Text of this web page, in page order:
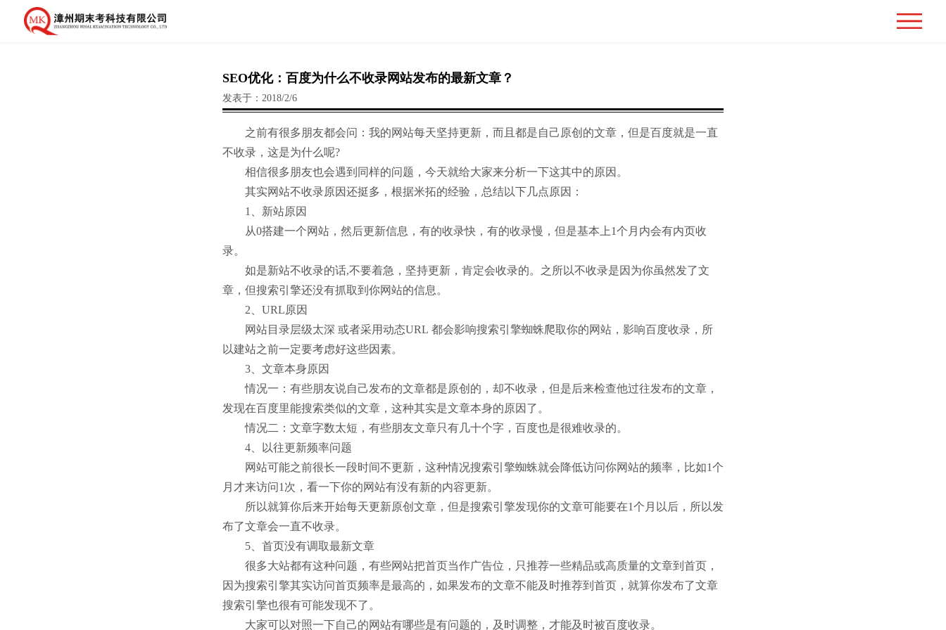
SEO优化：百度为什么不收录网站发布的最新文章？
发表于：2018/2/6
之前有很多朋友都会问：我的网站每天坚持更新，而且都是自己原创的文章，但是百度就是一直
不收录，这是为什么呢?
相信很多朋友也会遇到同样的问题，今天就给大家来分析一下这其中的原因。
其实网站不收录原因还挺多，根据米拓的经验，总结以下几点原因：
1、新站原因
从0搭建一个网站，然后更新信息，有的收录快，有的收录慢，但是基本上1个月内会有内页收
录。
如是新站不收录的话,不要着急，坚持更新，肯定会收录的。之所以不收录是因为你虽然发了文
章，但搜索引擎还没有抓取到你网站的信息。
2、URL原因
网站目录层级太深 或者采用动态URL 都会影响搜索引擎蜘蛛爬取你的网站，影响百度收录，所
以建站之前一定要考虑好这些因素。
3、文章本身原因
情况一：有些朋友说自己发布的文章都是原创的，却不收录，但是后来检查他过往发布的文章，
发现在百度里能搜索类似的文章，这种其实是文章本身的原因了。
情况二：文章字数太短，有些朋友文章只有几十个字，百度也是很难收录的。
4、以往更新频率问题
网站可能之前很长一段时间不更新，这种情况搜索引擎蜘蛛就会降低访问你网站的频率，比如1个
月才来访问1次，看一下你的网站有没有新的内容更新。
所以就算你后来开始每天更新原创文章，但是搜索引擎发现你的文章可能要在1个月以后，所以发
布了文章会一直不收录。
5、首页没有调取最新文章
很多大站都有这种问题，有些网站把首页当作广告位，只推荐一些精品或高质量的文章到首页，
因为搜索引擎其实访问首页频率是最高的，如果发布的文章不能及时推荐到首页，就算你发布了文章
搜索引擎也很有可能发现不了。
大家可以对照一下自己的网站有哪些是有问题的，及时调整，才能及时被百度收录。